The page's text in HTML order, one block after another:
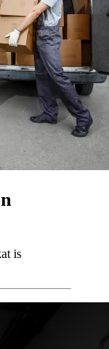
is